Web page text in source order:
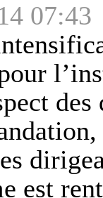
07:43
est